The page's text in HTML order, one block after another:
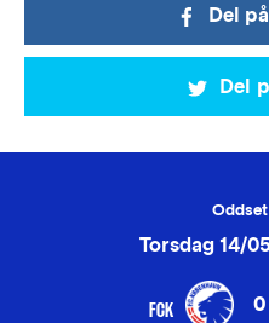
Del
Del
Torsdag 14/
FCK